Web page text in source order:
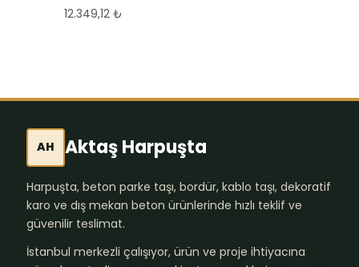
12.349,12 ₺
AH Aktaş Harpuşta
Harpuşta, beton parke taşı, bordür, kablo taşı, dekoratif
karo ve dış mekan beton ürünlerinde hızlı teklif ve
güvenilir teslimat.
İstanbul merkezli çalışıyor, ürün ve proje ihtiyacına